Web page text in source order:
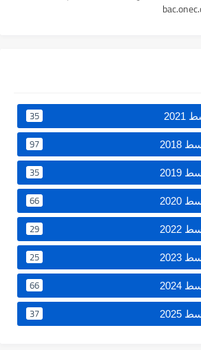
35
97
35
66
29
25
66
37